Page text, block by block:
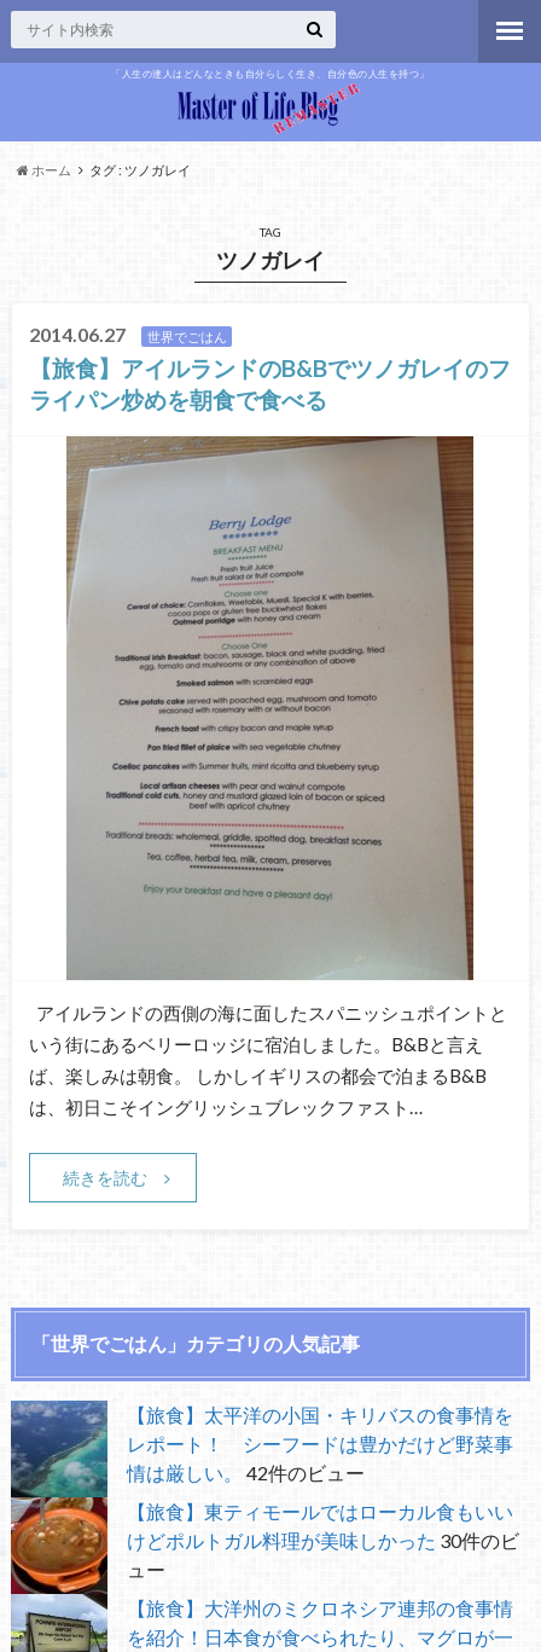
「人生の達人はどんなときも自分らしく生き、自分色の人生を持つ」
ホーム タグ : ツノガレイ
TAG
ツノガレイ
2014.06.27 世界でごはん
【旅食】アイルランドのB&Bでツノガレイのフ
ライパン炒めを朝食で食べる
アイルランドの西側の海に面したスパニッシュポイントと
いう街にあるベリーロッジに宿泊しました。B&Bと言え
ば、楽しみは朝食。 しかしイギリスの都会で泊まるB&B
は、初日こそイングリッシュブレックファスト…
続きを読む
「世界でごはん」カテゴリの人気記事
【旅食】太平洋の小国・キリバスの食事情を
レポート！ シーフードは豊かだけど野菜事
情は厳しい。
42件のビュー
【旅食】東ティモールではローカル食もいい
けどポルトガル料理が美味しかった 30件のビ
ュー
【旅食】大洋州のミクロネシア連邦の食事情
を紹介！日本食が食べられたり、マグロが一